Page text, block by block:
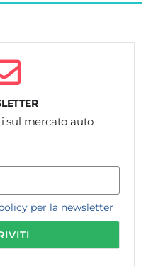
sul mercato auto
per la newsletter